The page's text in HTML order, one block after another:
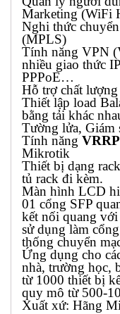
Marketing (WiFi
Nghi thức
(MPLS)
Tính năng VPN
nhiều giao thức
PPPoE…
Hỗ trợ chất
Thiết lập load
bằng tải khác
Tường lửa, Giám
Tính năng VRRP
Mikrotik
Thiết bị dạng
tủ rack đi kèm.
Màn hình LCD
01 cổng SFP
kết nối quang
sử dụng làm
thống chuyển
Ứng dụng cho
nhà, trường học,
từ 1000 thiết bị
quy mô từ 500-
Xuất xứ: Hãng